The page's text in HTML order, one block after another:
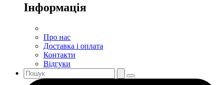
Інформація
Про нас
Доставка і оплата
Контакти
Відгуки